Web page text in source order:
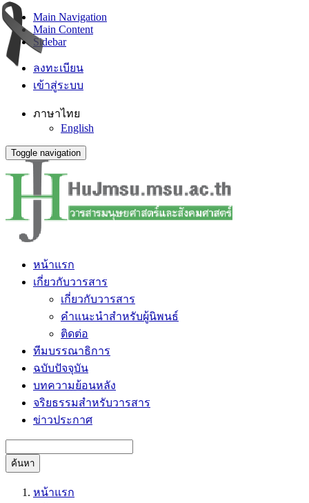
Main Navigation
Main Content
Sidebar
ลงทะเบียน
เข้าสู่ระบบ
ภาษาไทย
English
Toggle navigation
หน้าแรก
เกี่ยวกับวารสาร
เกี่ยวกับวารสาร
คำแนะนำสำหรับผู้นิพนธ์
ติดต่อ
ทีมบรรณาธิการ
ฉบับปัจจุบัน
บทความย้อนหลัง
จริยธรรมสำหรับวารสาร
ข่าวประกาศ
ค้นหา
หน้าแรก